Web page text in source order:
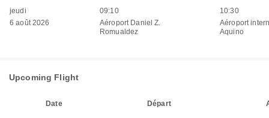
jeudi
6 août 2026
09:10
Aéroport Daniel Z.
Romualdez
10:30
Aéroport
Aquino
Upcoming Flight
Date Départ